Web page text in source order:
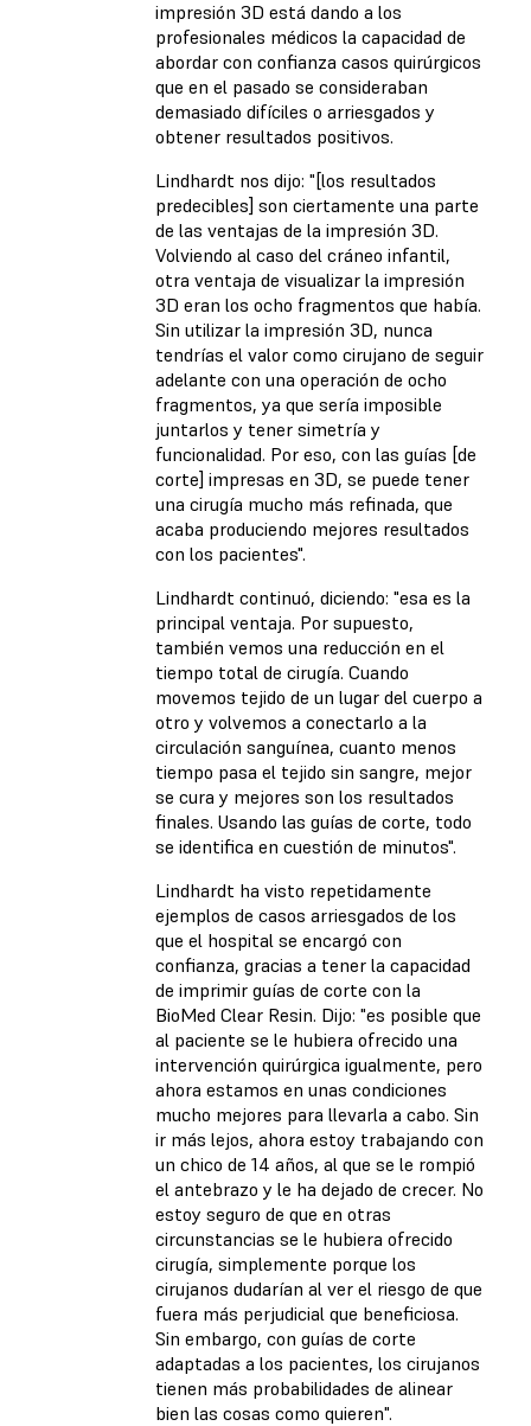
impresión 3D está dando a los
profesionales médicos la capacidad de
abordar con confianza casos quirúrgicos
que en el pasado se consideraban
demasiado difíciles o arriesgados y
obtener resultados positivos.
Lindhardt nos dijo: "[los resultados
predecibles] son ciertamente una parte
de las ventajas de la impresión 3D.
Volviendo al caso del cráneo infantil,
otra ventaja de visualizar la impresión
3D eran los ocho fragmentos que había.
Sin utilizar la impresión 3D, nunca
tendrías el valor como cirujano de seguir
adelante con una operación de ocho
fragmentos, ya que sería imposible
juntarlos y tener simetría y
funcionalidad. Por eso, con las guías [de
corte] impresas en 3D, se puede tener
una cirugía mucho más refinada, que
acaba produciendo mejores resultados
con los pacientes".
Lindhardt continuó, diciendo: "esa es la
principal ventaja. Por supuesto,
también vemos una reducción en el
tiempo total de cirugía. Cuando
movemos tejido de un lugar del cuerpo a
otro y volvemos a conectarlo a la
circulación sanguínea, cuanto menos
tiempo pasa el tejido sin sangre, mejor
se cura y mejores son los resultados
finales. Usando las guías de corte, todo
se identifica en cuestión de minutos".
Lindhardt ha visto repetidamente
ejemplos de casos arriesgados de los
que el hospital se encargó con
confianza, gracias a tener la capacidad
de imprimir guías de corte con la
BioMed Clear Resin. Dijo: "es posible que
al paciente se le hubiera ofrecido una
intervención quirúrgica igualmente, pero
ahora estamos en unas condiciones
mucho mejores para llevarla a cabo. Sin
ir más lejos, ahora estoy trabajando con
un chico de 14 años, al que se le rompió
el antebrazo y le ha dejado de crecer. No
estoy seguro de que en otras
circunstancias se le hubiera ofrecido
cirugía, simplemente porque los
cirujanos dudarían al ver el riesgo de que
fuera más perjudicial que beneficiosa.
Sin embargo, con guías de corte
adaptadas a los pacientes, los cirujanos
tienen más probabilidades de alinear
bien las cosas como quieren".